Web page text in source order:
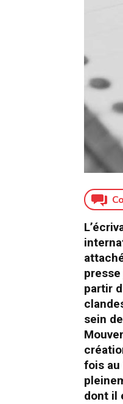
partir
sein
fois au
dont il